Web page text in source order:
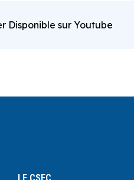
Disponible sur Youtube